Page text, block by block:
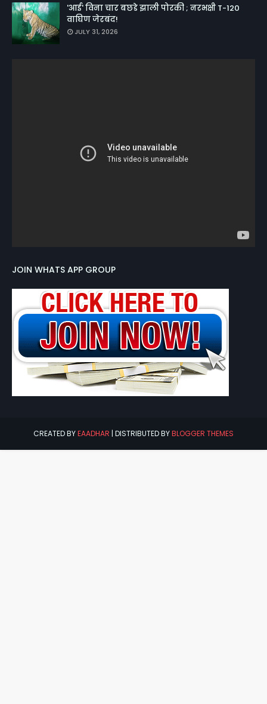
'आई' विना चार बछडे झाली पोरकी ; नरभक्षी T-120
वाघिण जेरबंद!
JULY 31, 2026
JOIN WHATS APP GROUP
CREATED BYEAADHAR | DISTRIBUTED BYBLOGGER THEMES